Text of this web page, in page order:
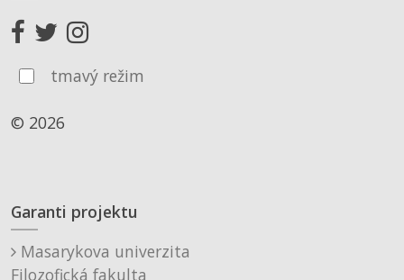
tmavý režim
© 2026
Garanti projektu
Masarykova univerzita
Filozofická fakulta